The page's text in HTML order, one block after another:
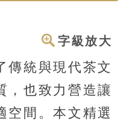
字級放大
傳統與現代茶文
，也致力營造讓
空間。本文精選